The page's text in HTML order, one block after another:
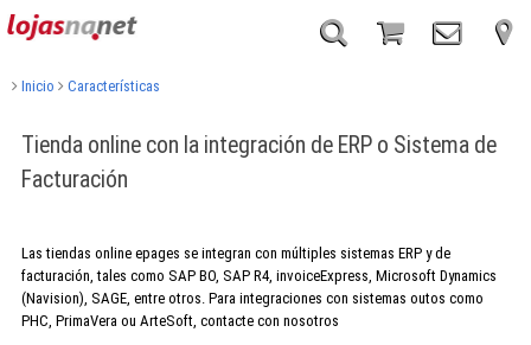
Inicio Características
Tienda online con la integración de ERP o Sistema de
Facturación
Las tiendas online epages se integran con múltiples sistemas ERP y de
facturación, tales como SAP BO, SAP R4, invoiceExpress, Microsoft Dynamics
(Navision), SAGE, entre otros. Para integraciones con sistemas outos como
PHC, PrimaVera ou ArteSoft, contacte con nosotros